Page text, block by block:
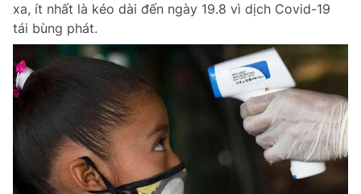
xa, ít nhất là kéo dài đến ngày 19.8 vì dịch Covid-19
tái bùng phát.